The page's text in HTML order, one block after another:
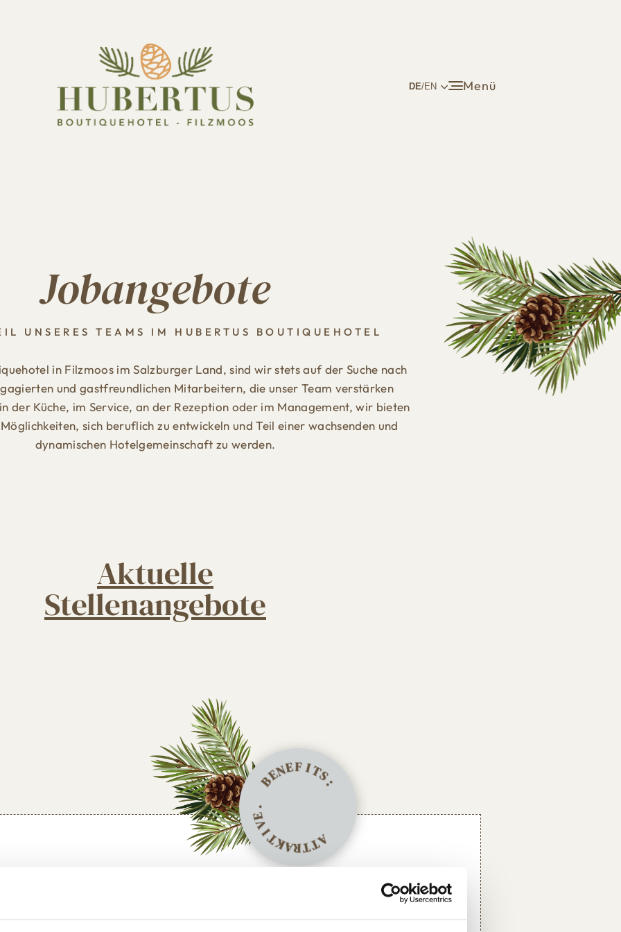
DE/EN Menü
Jobangebote
UNSERES TEAMS IM HUBERTUS BOUTIQUEHOTEL
in Filzmoos im Salzburger Land, sind wir stets auf der Suche nach
und gastfreundlichen Mitarbeitern, die unser Team verstärken
der Küche, im Service, an der Rezeption oder im Management, wir bieten
sich beruflich zu entwickeln und Teil einer wachsenden und
dynamischen Hotelgemeinschaft zu werden.
Aktuelle
Stellenangebote
A
T
T
R
A
K
T
I
V
E
BENEFIT
S